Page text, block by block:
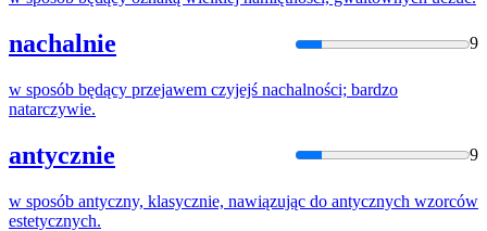
nachalnie 9
w sposób będący przejawem czyjejś nachalności; bardzo
natarczywie.
antycznie 9
w sposób antyczny, klasycznie, nawiązując do antycznych wzorców
estetycznych.